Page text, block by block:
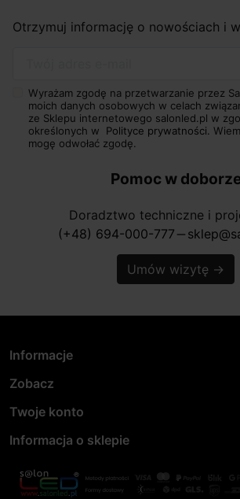
Otrzymuj informację o nowościach i
Wyrażam zgodę na przetwarzanie przez
moich danych osobowych w celach
ze Sklepu internetowego salonled.pl w
określonych w Polityce prywatności.
mogę odwołać zgodę.
Pomoc w
Doradztwo techniczne i
(+48) 694-000-777 horizontal_rule
Umów wizytę →
Informacje
Zobacz
Twoje konto
Informacja o sklepie